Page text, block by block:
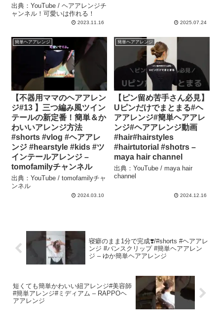
出典：YouTube / ヘアアレンジチ
ャンネル！可愛いは作れる！
2023.11.16 2025.07.24
簡単ヘアアレンジ
【不器用ママのヘアアレン
ジ#13 】三つ編み風ツイン
テールの新定番！簡単＆か
わいいアレンジ方法
#shorts #vlog #ヘアアレ
ンジ #hearstyle #kids #ツ
インテールアレンジ –
tomofamilyチャンネル
出典：YouTube / tomofamilyチャ
ンネル
2024.03.10
簡単ヘアアレンジ
【ピン留め苦手さん必見】
Uピンだけでまとまる#ヘ
アアレンジ#簡単ヘアアレ
ンジ#ヘアアレンジ動画
#hair#hairstyles
#hairtutorial #shotrs –
maya hair channel
出典：YouTube / maya hair
channel
2024.12.16
寝癖のまま1分で完成❣️/#shorts #ヘアアレ
ンジ #バンスクリップ #簡単ヘアアレン
ジ – ゆか簡単ヘアアレンジ
短くても簡単かわいい紐アレンジ#美容師
#簡単アレンジ#ミディアム – RAPPOヘ
アアレンジ